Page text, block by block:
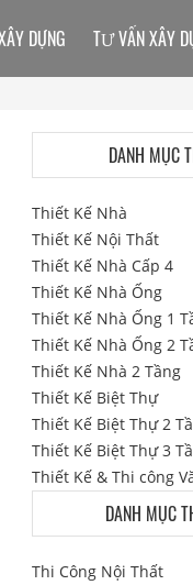
DỰNG TƯ VẤN XÂY
DANH MỤC
Thiết Kế Nhà
Thiết Kế Nội Thất
Thiết Kế Nhà Cấp 4
Thiết Kế Nhà Ống
Thiết Kế Nhà Ống 1
Thiết Kế Nhà Ống 2
Thiết Kế Nhà 2 Tầng
Thiết Kế Biệt Thự
Thiết Kế Biệt Thự 2
Thiết Kế Biệt Thự 3
Thiết Kế & Thi công
DANH MỤC
Thi Công Nội Thất